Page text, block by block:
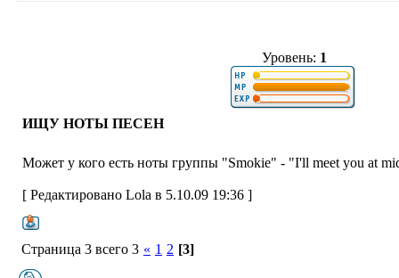
Уровень: 1
ИЩУ НОТЫ ПЕСЕН
Может у кого есть ноты группы "Smokie" - "I'll meet you at
[ Редактировано Lola в 5.10.09 19:36 ]
Страница 3 всего 3 « 1 2 [3]